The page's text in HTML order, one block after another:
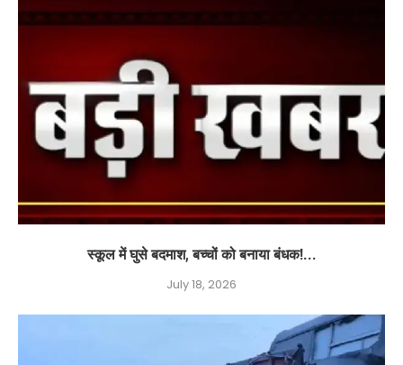
स्कूल में घुसे बदमाश, बच्चों को बनाया बंधक!...
July 18, 2026